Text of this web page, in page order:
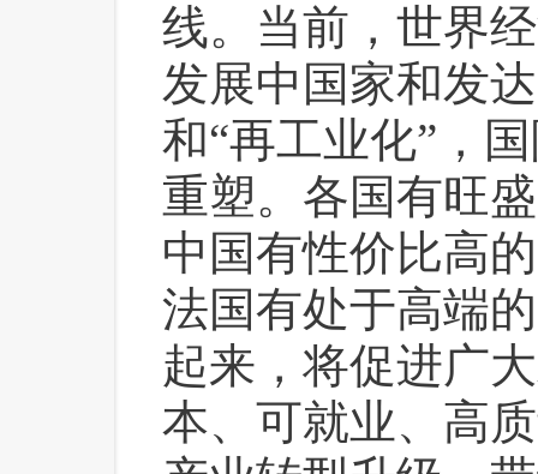
线。当前，世界
发展中国家和发
和“再工业化”，
重塑。各国有旺
中国有性价比高
法国有处于高端
起来，将促进广
本、可就业、高